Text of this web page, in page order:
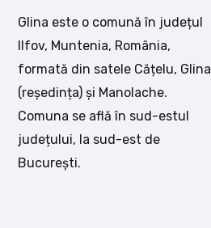
Glina este o comună în județul
Ilfov, Muntenia, România,
formată din satele Cățelu, Glina
(reședința) și Manolache.
Comuna se află în sud-estul
județului, la sud-est de
București.